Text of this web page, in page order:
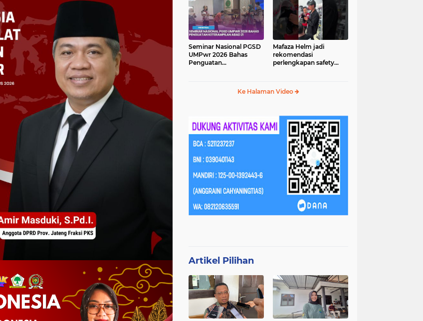
Seminar Nasional PGSD
UMPwr 2026 Bahas
Penguatan
Mafaza Helm jadi
rekomendasi
perlengkapan safety
Ke Halaman Video
Artikel Pilihan